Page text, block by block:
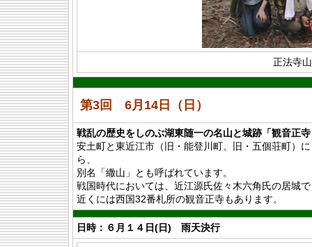
正法寺
第3回 6月14日（日）
戦乱の歴史をしのぶ湖東随一の名山と城跡「観音正
安土町と東近江市（旧・能登川町、旧・五個荘町）
ら、
別名「繖山」とも呼ばれています。
戦国時代においては、近江源氏佐々木六角氏の居城
近くには西国32番札所の観音正寺もあります。
日時：６月１４日(日) 雨天決行